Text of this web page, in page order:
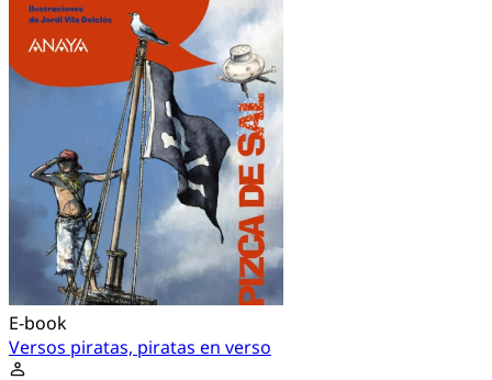
E-book
Versos piratas, piratas en verso